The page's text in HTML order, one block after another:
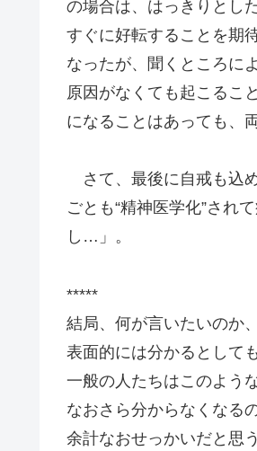
の場合は、はっきりとし
すぐに好転することを期
なったが、聞くところに
原因がなくても起こるこ
になることはあっても、
さて、最後に自戒も込
ごとも“精神医学化”され
し…」。
*****
結局、何が言いたいのか
表面的には分かるとしても
一般の人たちはこのよう
なおさら分からなくなる
余計なおせっかいだと思う